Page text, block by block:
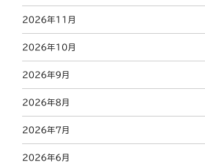
2026年11月
2026年10月
2026年9月
2026年8月
2026年7月
2026年6月